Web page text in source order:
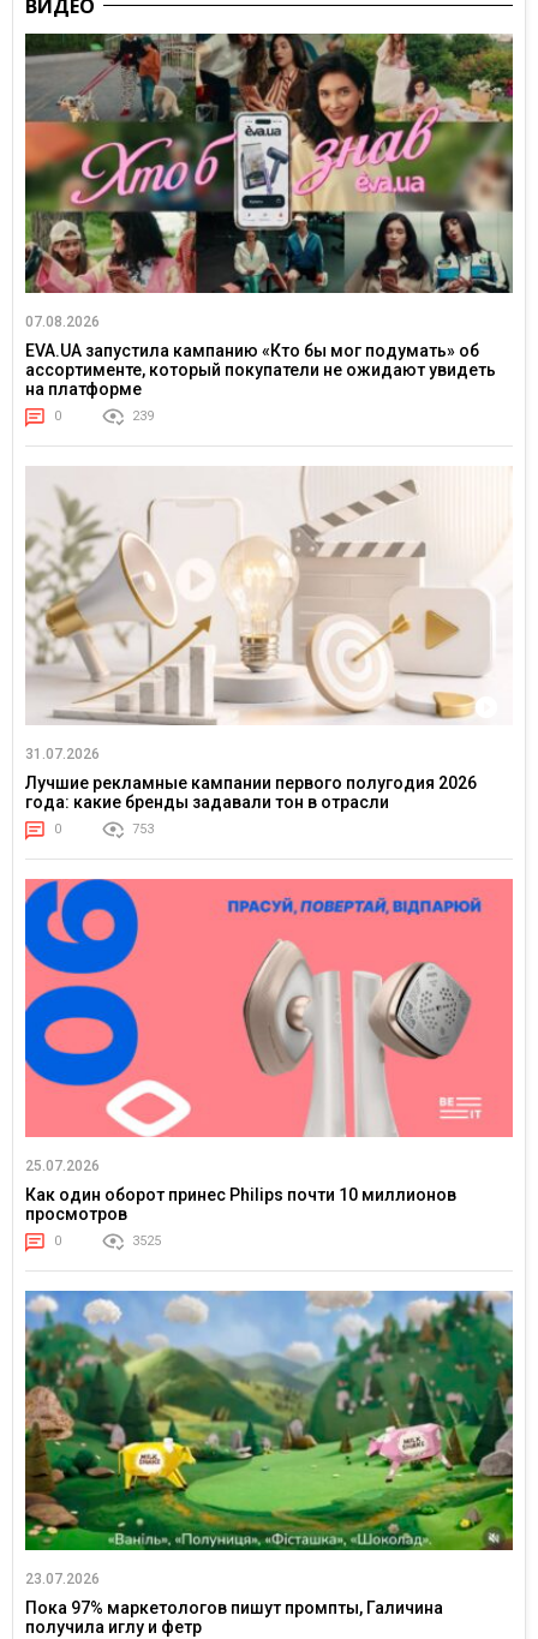
ВИДЕО
07.08.2026
EVA.UA запустила кампанию «Кто бы мог подумать» об
ассортименте, который покупатели не ожидают увидеть
на платформе
0 239
31.07.2026
Лучшие рекламные кампании первого полугодия 2026
года: какие бренды задавали тон в отрасли
0 753
25.07.2026
Как один оборот принес Philips почти 10 миллионов
просмотров
0 3525
23.07.2026
Пока 97% маркетологов пишут промпты, Галичина
получила иглу и фетр